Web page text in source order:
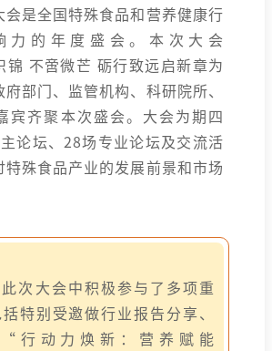
会是全国特殊食品和营养健康行
力的年度盛会。本次大会
不啻微芒 砺行致远启新章为
部门、监管机构、科研院所、
宾齐聚本次盛会。大会为期四
论坛、28场专业论坛及交流活
特殊食品产业的发展前景和市场
次大会中积极参与了多项重
特别受邀做行业报告分享、
行动力焕新：营养赋能